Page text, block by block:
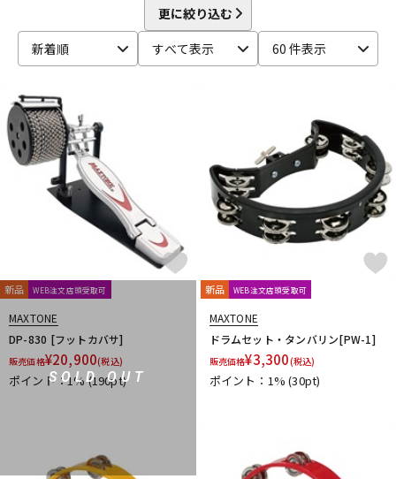
ドラム パーカッション
キーボード 電子ピアノ
アンプ エフェクター
DTM オンライン納品 レコーディング機器
更に絞り込む
新着順
すべて表示 60 件表示
SOLD OUT
新品 WEB注文店頭受取可
MAXTONE
DP-830 [フットカバサ]
販売価格¥20,900(税込)
ポイント：1%(190pt)
新品 WEB注文店頭受取可
MAXTONE
ドラムセット・タンバリン[PW-1]
販売価格¥3,300(税込)
ポイント：1%(30pt)